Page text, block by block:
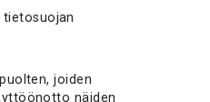
joiden
näiden